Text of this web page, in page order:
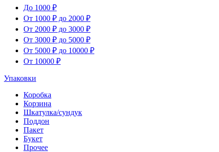
До 1000 ₽
От 1000 ₽ до 2000 ₽
От 2000 ₽ до 3000 ₽
От 3000 ₽ до 5000 ₽
От 5000 ₽ до 10000 ₽
От 10000 ₽
Упаковки
Коробка
Корзина
Шкатулка/сундук
Поддон
Пакет
Букет
Прочее